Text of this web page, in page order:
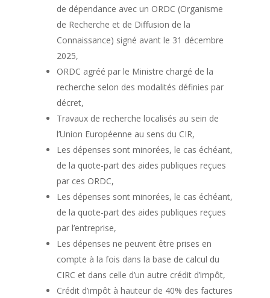
de dépendance avec un ORDC (Organisme
de Recherche et de Diffusion de la
Connaissance) signé avant le 31 décembre
2025,
ORDC agréé par le Ministre chargé de la
recherche selon des modalités définies par
décret,
Travaux de recherche localisés au sein de
l’Union Européenne au sens du CIR,
Les dépenses sont minorées, le cas échéant,
de la quote-part des aides publiques reçues
par ces ORDC,
Les dépenses sont minorées, le cas échéant,
de la quote-part des aides publiques reçues
par l’entreprise,
Les dépenses ne peuvent être prises en
compte à la fois dans la base de calcul du
CIRC et dans celle d’un autre crédit d’impôt,
Crédit d’impôt à hauteur de 40% des factures